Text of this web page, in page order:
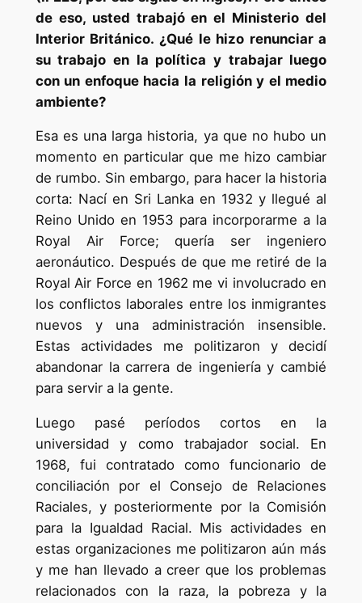
de eso, usted trabajó en el Ministerio del
Interior Británico. ¿Qué le hizo renunciar a
su trabajo en la política y trabajar luego
con un enfoque hacia la religión y el medio
ambiente?
Esa es una larga historia, ya que no hubo un
momento en particular que me hizo cambiar
de rumbo. Sin embargo, para hacer la historia
corta: Nací en Sri Lanka en 1932 y llegué al
Reino Unido en 1953 para incorporarme a la
Royal Air Force; quería ser ingeniero
aeronáutico. Después de que me retiré de la
Royal Air Force en 1962 me vi involucrado en
los conflictos laborales entre los inmigrantes
nuevos y una administración insensible.
Estas actividades me politizaron y decidí
abandonar la carrera de ingeniería y cambié
para servir a la gente.
Luego pasé períodos cortos en la
universidad y como trabajador social. En
1968, fui contratado como funcionario de
conciliación por el Consejo de Relaciones
Raciales, y posteriormente por la Comisión
para la Igualdad Racial. Mis actividades en
estas organizaciones me politizaron aún más
y me han llevado a creer que los problemas
relacionados con la raza, la pobreza y la